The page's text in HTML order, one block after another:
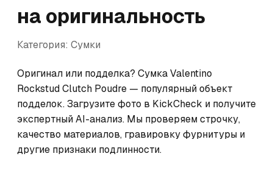
на оригинальность
Категория: Сумки
Оригинал или подделка? Сумка Valentino
Rockstud Clutch Poudre — популярный объект
подделок. Загрузите фото в KickCheck и получите
экспертный AI-анализ. Мы проверяем строчку,
качество материалов, гравировку фурнитуры и
другие признаки подлинности.